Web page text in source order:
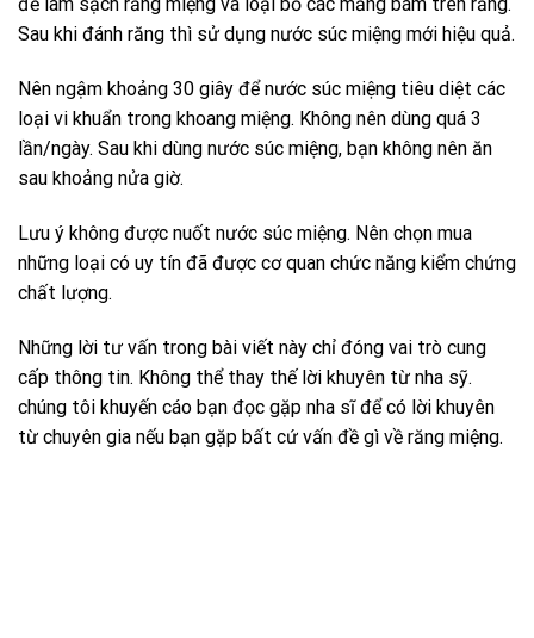
Sau khi đánh răng thì sử dụng nước súc miệng mới hiệu quả.
Nên ngậm khoảng 30 giây để nước súc miệng tiêu diệt các
loại vi khuẩn trong khoang miệng. Không nên dùng quá 3
lần/ngày. Sau khi dùng nước súc miệng, bạn không nên ăn
sau khoảng nửa giờ.
Lưu ý không được nuốt nước súc miệng. Nên chọn mua
những loại có uy tín đã được cơ quan chức năng kiểm chứng
chất lượng.
Những lời tư vấn trong bài viết này chỉ đóng vai trò cung
cấp thông tin. Không thể thay thế lời khuyên từ nha sỹ.
chúng tôi khuyến cáo bạn đọc gặp nha sĩ để có lời khuyên
từ chuyên gia nếu bạn gặp bất cứ vấn đề gì về răng miệng.